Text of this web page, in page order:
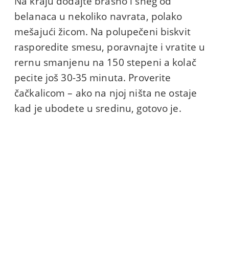
belanaca u nekoliko navrata, polako
mešajući žicom. Na polupečeni biskvit
rasporedite smesu, poravnajte i vratite u
rernu smanjenu na 150 stepeni a kolač
pecite još 30-35 minuta. Proverite
čačkalicom – ako na njoj ništa ne ostaje
kad je ubodete u sredinu, gotovo je.